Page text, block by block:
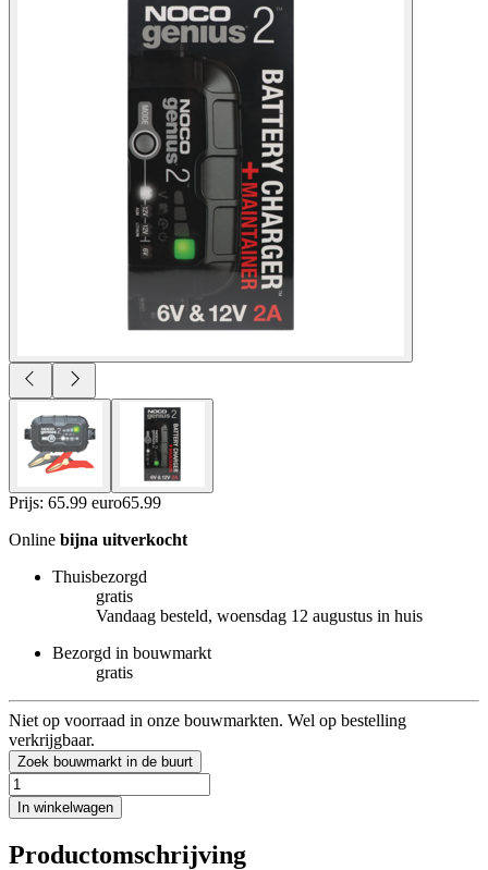
Prijs: 65.99 euro65.99
Online bijna uitverkocht
Thuisbezorgd
gratis
Vandaag besteld, woensdag 12 augustus in huis
Bezorgd in bouwmarkt
gratis
Niet op voorraad in onze bouwmarkten. Wel op bestelling
verkrijgbaar.
Zoek bouwmarkt in de buurt
In winkelwagen
Productomschrijving